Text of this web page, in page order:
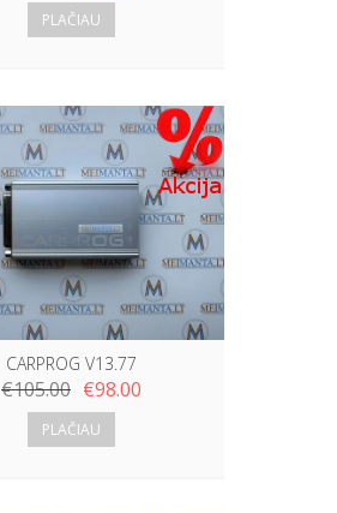
PLAČIAU
CARPROG V13.77
€105.00 €98.00
PLAČIAU